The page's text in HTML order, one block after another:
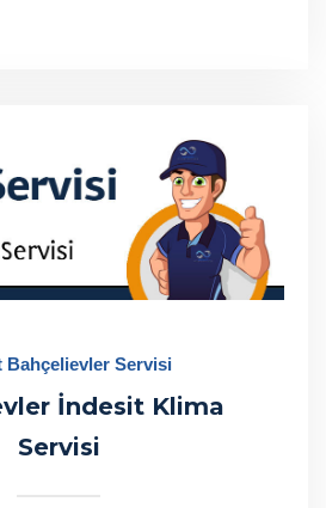
Bahçelievler Servisi
İndesit Klima
Servisi